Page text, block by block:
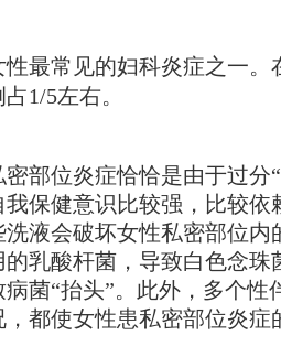
最常见的妇科炎症之一。
1/5左右。
密部位炎症恰恰是由于过分
保健意识比较强，比较依
液会破坏女性私密部位内
乳酸杆菌，导致白色念珠
菌“抬头”。此外，多个性
，都使女性患私密部位炎症